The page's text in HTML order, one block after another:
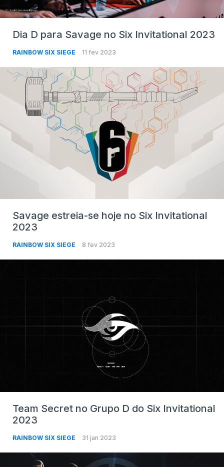
Dia D para Savage no Six Invitational 2023
RAINBOW SIX SIEGE 11 fev 2023
Savage estreia-se hoje no Six Invitational
2023
RAINBOW SIX SIEGE 8 fev 2023
Team Secret no Grupo D do Six Invitational
2023
RAINBOW SIX SIEGE 31 jan 2023